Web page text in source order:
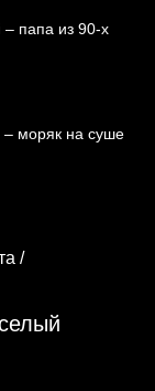
– папа из 90-х
– моряк на суше
/